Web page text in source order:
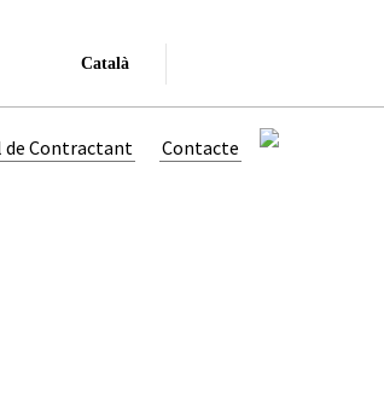
Català
de Contractant Contacte